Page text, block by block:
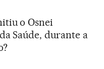
o Osnei
Saúde, durante a